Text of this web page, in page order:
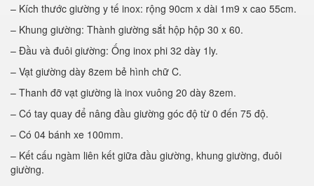
– Kích thước giường y tế inox: rộng 90cm x dài 1m9 x cao 55cm.
– Khung giường: Thành giường sắt hộp hộp 30 x 60.
– Đầu và đuôi giường: Ống inox phi 32 dày 1ly.
– Vạt giường dày 8zem bẻ hình chữ C.
– Thanh đỡ vạt giường là inox vuông 20 dày 8zem.
– Có tay quay để nâng đầu giường góc độ từ 0 đến 75 độ.
– Có 04 bánh xe 100mm.
– Kết cấu ngàm liên kết giữa đầu giường, khung giường, đuôi
giường.